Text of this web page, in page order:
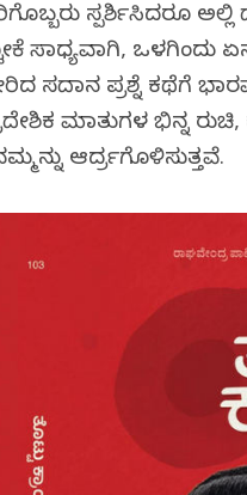
ಸ್ಪರ್ಶಿಸಿದರೂ
ಸಾಧ್ಯವಾಗಿ, ಒಳಗಿಂದು
ಸದಾನ ಪ್ರಶ್ನೆ ಕಥೆಗೆ
ಮಾತುಗಳ ವಿಭಿನ್ನ
ಆರ್ದ್ರಗೊಳಿಸುತ್ತವೆ.